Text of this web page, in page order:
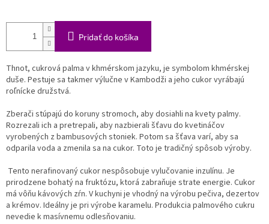
Pridať do košíka
Thnot, cukrová palma v khmérskom jazyku, je symbolom khmérskej
duše. Pestuje sa takmer výlučne v Kambodži a jeho cukor vyrábajú
roľnícke družstvá.
Zberači stúpajú do koruny stromoch, aby dosiahli na kvety palmy.
Rozrezali ich a pretrepali, aby nazbierali šťavu do kvetináčov
vyrobených z bambusových stoniek. Potom sa šťava varí, aby sa
odparila voda a zmenila sa na cukor. Toto je tradičný spôsob výroby.
Tento nerafinovaný cukor nespôsobuje vylučovanie inzulínu. Je
prirodzene bohatý na fruktózu, ktorá zabraňuje strate energie. Cukor
má vôňu kávových zŕn. V kuchyni je vhodný na výrobu pečiva, dezertov
a krémov. Ideálny je pri výrobe karamelu. Produkcia palmového cukru
nevedie k masívnemu odlesňovaniu.